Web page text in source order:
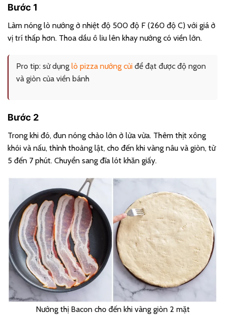
Bước 1
Làm nóng lò nướng ở nhiệt độ 500 độ F (260 độ C) với giá ở
vị trí thấp hơn. Thoa dầu ô liu lên khay nướng có viền lớn.
Pro tip: sử dụng lò pizza nướng củi để đạt được độ ngon
và giòn của viền bánh
Bước 2
Trong khi đó, đun nóng chảo lớn ở lửa vừa. Thêm thịt xông
khói và nấu, thỉnh thoảng lật, cho đến khi vàng nâu và giòn, từ
5 đến 7 phút. Chuyển sang đĩa lót khăn giấy.
Nướng thị Bacon cho đến khi vàng giòn 2 mặt